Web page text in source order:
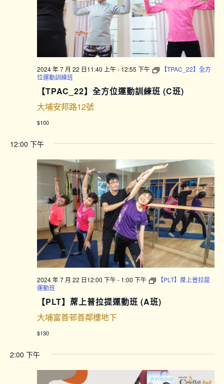
2024 年 7 月 22 日11:40 上午- 12:55 下午
【TPAC_22】全方
位運動訓練班
【TPAC_22】全方位運動訓練班 (C班)
大埔安邦路12號
$100
12:00 下午
2024 年 7 月 22 日12:00 下午- 1:00 下午
【PLT】蓆上普拉提
運動班
【PLT】蓆上普拉提運動班 (A班)
大埔富善邨善鄰樓地下
$130
2:00 下午